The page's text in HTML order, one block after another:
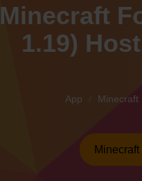
Minecraft
1.19)
App Minecraft